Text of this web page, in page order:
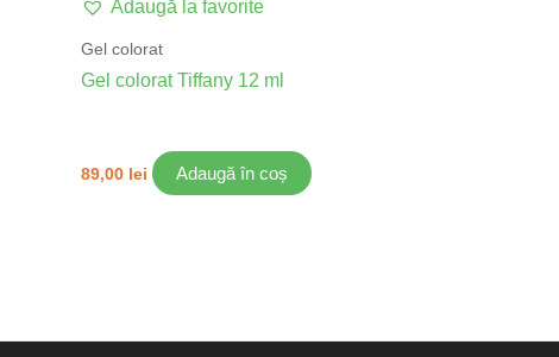
Adaugă la favorite
Gel colorat
Gel colorat Tiffany 12 ml
89,00 lei Adaugă în coș